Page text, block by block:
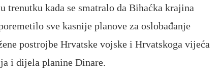
trenutku kada se smatralo da Bihaćka krajina
sve kasnije planove za oslobađanje
postrojbe Hrvatske vojske i Hrvatskoga vijeća
i dijela planine Dinare.